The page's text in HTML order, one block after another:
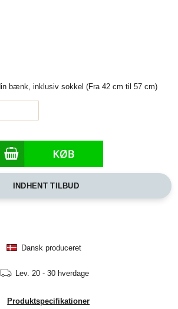
bænk, inklusiv sokkel (Fra 42 cm til 57 cm)
INDHENT TILBUD
Dansk produceret
Lev. 20 - 30 hverdage
Produktspecifikationer